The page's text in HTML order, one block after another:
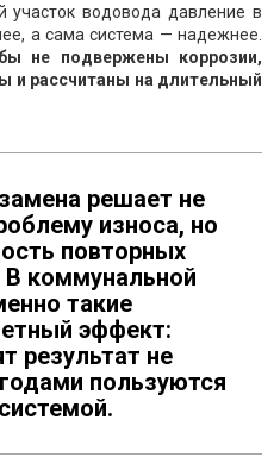
участок водовода давление в
а сама система — надежнее.
не подвержены коррозии,
и рассчитаны на длительный
решает не
износа, но
повторных
коммунальной
такие
эффект:
результат не
пользуются